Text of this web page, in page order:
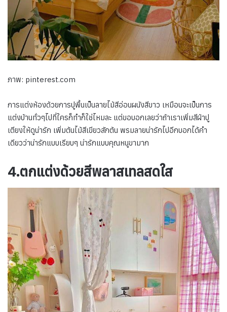
ภาพ: pinterest.com
การแต่งห้องด้วยการปูพื้นเป็นลายไม้สีอ่อนผนังสีขาว เหมือนจะเป็นการ
แต่งบ้านทั่วๆไปที่ใครก็ทำก็ใช่ไหมละ แต่ขอบอกเลยว่าถ้าเราเพิ่มสีผ้าปู
เตียงให้ดูน่ารัก เพิ่มต้นไม้สีเขียวสักต้น พรมลายน่ารักไปอีกบอกได้คำ
เดียวว่าน่ารักแบบเรียบๆ น่ารักแบบคุณหนูขามาก
4.ตกแต่งด้วยสีพลาสเทลสดใส